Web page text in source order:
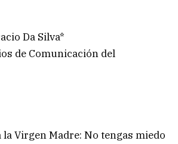
Da Silva*
de Comunicación del
la Virgen Madre: No tengas miedo